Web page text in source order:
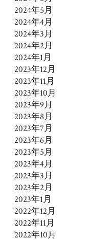
2024年5月
2024年4月
2024年3月
2024年2月
2024年1月
2023年12月
2023年11月
2023年10月
2023年9月
2023年8月
2023年7月
2023年6月
2023年5月
2023年4月
2023年3月
2023年2月
2023年1月
2022年12月
2022年11月
2022年10月